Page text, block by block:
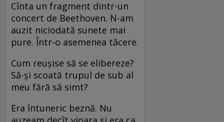
Cînta un fragment dintr-un
concert de Beethoven. N-am
auzit niciodată sunete mai
pure. Într-o asemenea tăcere.
Cum reuşise să se elibereze?
Să-şi scoată trupul de sub al
meu fără să simt?
Era întuneric beznă. Nu